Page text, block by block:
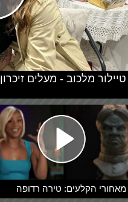
מאחורי הקלעים: טירה רדופה
טיילור מלכוב - מעלים זיכרון